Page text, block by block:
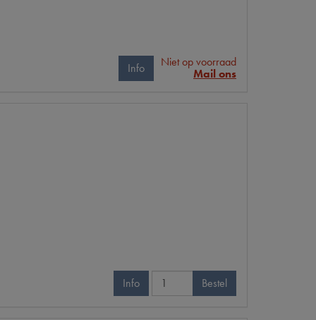
Info
Niet op voorraad
Mail ons
Info
Bestel